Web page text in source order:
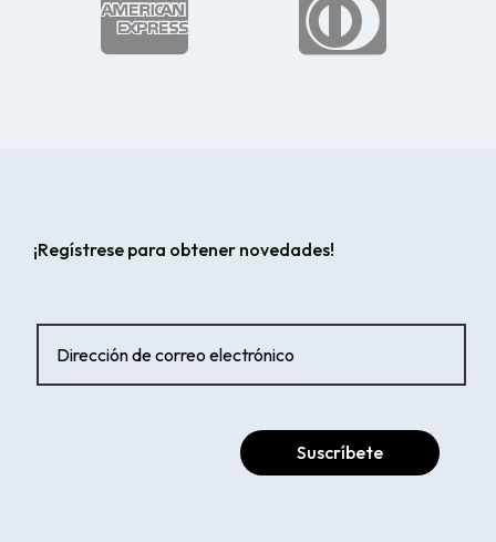


¡Regístrese para obtener novedades!
Suscríbete